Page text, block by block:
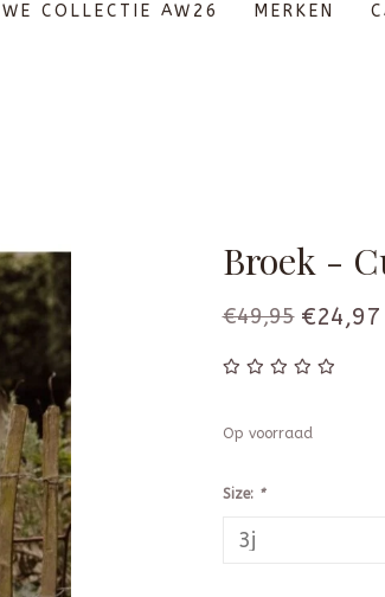
COLLECTIE AW26 MERKEN
Broek -
€49,95 €24,97
Op voorraad
Size: *